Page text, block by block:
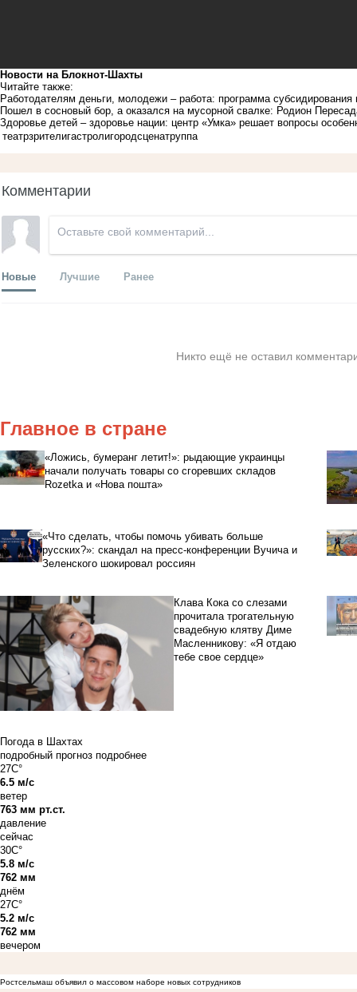
Новости на Блoкнoт-Шахты
Читайте также:
Работодателям деньги, молодежи – работа: программа
Пошел в сосновый бор, а оказался на мусорной свалке: Родион
Здоровье детей – здоровье нации: центр «Умка» решает вопросы
театрзрителигастролигородсценатруппа
Комментарии
Новые Лучшие Ранее
Никто ещё не оставил
Главное в стране
«Ложись, бумеранг летит!»: рыдающие украинцы
начали получать товары со сгоревших складов
Rozetka и «Нова пошта»
«Что сделать, чтобы помочь убивать больше
русских?»: скандал на пресс-конференции Вучича и
Зеленского шокировал россиян
Клава Кока со слезами
прочитала трогательную
свадебную клятву Диме
Масленникову: «Я отдаю
тебе свое сердце»
Погода в Шахтах
подробный прогноз подробнее
27C°
6.5 м/с
ветер
763 мм рт.ст.
давление
сейчас
30C°
5.8 м/с
762 мм
днём
27C°
5.2 м/с
762 мм
вечером
Ростсельмаш объявил о массовом наборе новых сотрудников